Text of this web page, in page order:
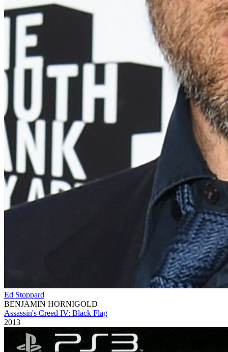
Ed Stoppard
BENJAMIN HORNIGOLD
Assassin's Creed IV: Black Flag
2013